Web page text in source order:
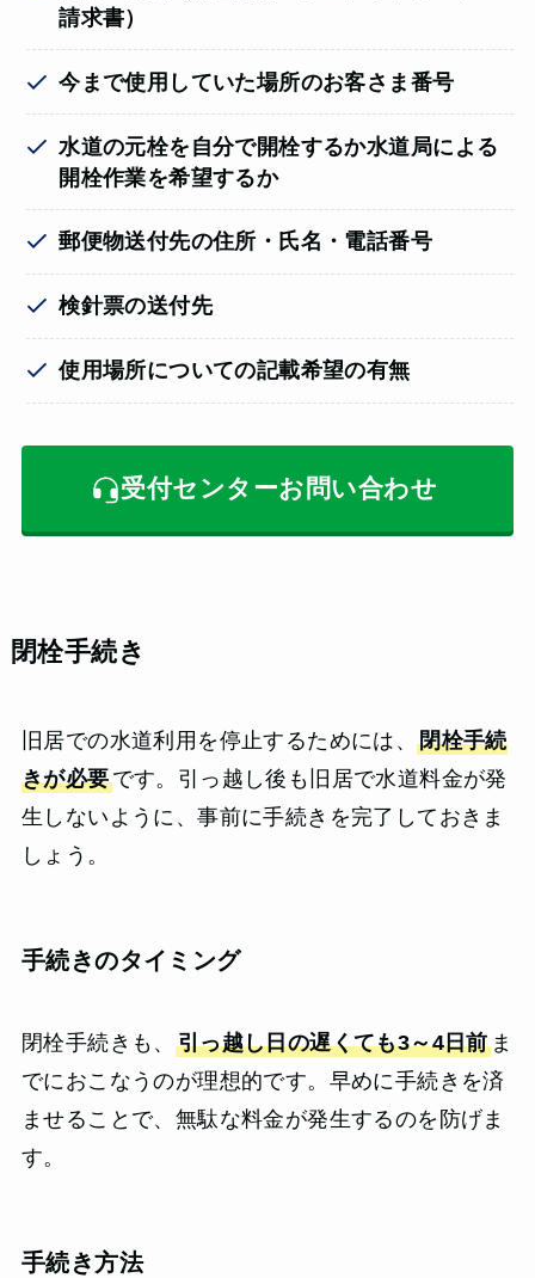
請求書）
今まで使用していた場所のお客さま番号
水道の元栓を自分で開栓するか水道局による
開栓作業を希望するか
郵便物送付先の住所・氏名・電話番号
検針票の送付先
使用場所についての記載希望の有無
受付センターお問い合わせ
閉栓手続き
旧居での水道利用を停止するためには、閉栓手続
きが必要です。引っ越し後も旧居で水道料金が発
生しないように、事前に手続きを完了しておきま
しょう。
手続きのタイミング
閉栓手続きも、 引っ越し日の遅くても3～4日前ま
でにおこなうのが理想的です。早めに手続きを済
ませることで、無駄な料金が発生するのを防げま
す。
手続き方法